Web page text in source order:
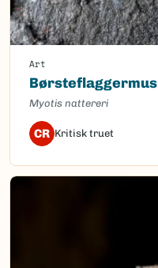
Art
Børsteflaggermus
Myotis nattereri
CR Kritisk truet